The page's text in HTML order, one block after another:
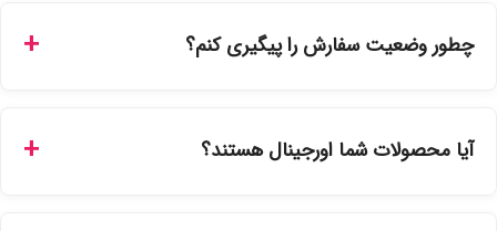
چطور وضعیت سفارش را پیگیری کنم؟
سفارشات در سایت، وضعیت لحظه‌ای مرسوله را مشاهده کنید.
آیا محصولات شما اورجینال هستند؟